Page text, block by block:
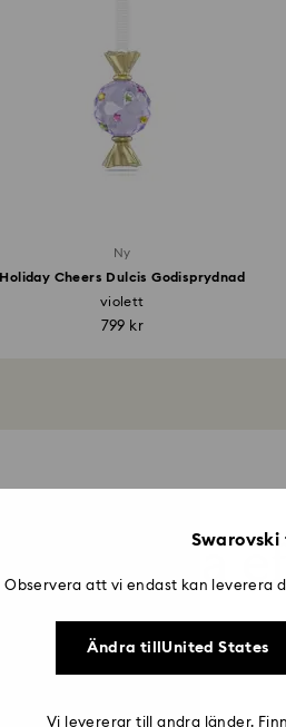
Ny
Holiday Cheers Dulcis Godisprydnad
violett
799 kr
Handla
Observera att vi endast kan leverera
Ändra tillUnited States
Vi levererar till andra länder.